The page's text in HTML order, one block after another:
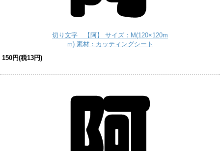
切り文字 【阿】 サイズ：M(120×120m
m) 素材：カッティングシート
150円(税13円)